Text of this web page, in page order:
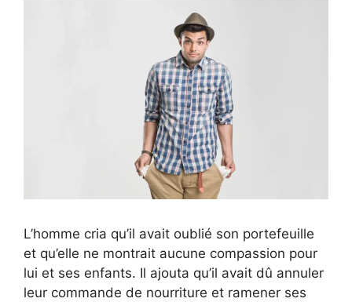
L’homme cria qu’il avait oublié son portefeuille
et qu’elle ne montrait aucune compassion pour
lui et ses enfants. Il ajouta qu’il avait dû annuler
leur commande de nourriture et ramener ses